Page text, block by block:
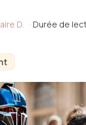
D. · Durée de